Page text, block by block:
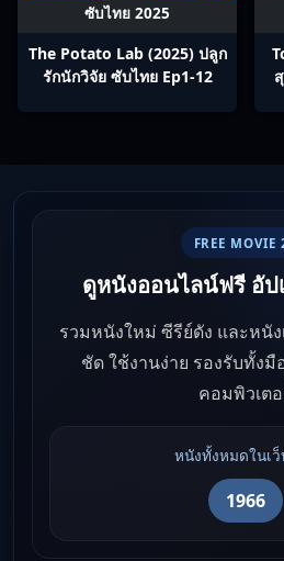
ซับไทย 2025
The Potato Lab (2025) ปลูก
รักนักวิจัย ซับไทย Ep1-12
FREE MOVIE
ดูหนังออนไลน์ฟรี อั
รวมหนังใหม่ ซีรีย์ดัง และหนั
ชัด ใช้งานง่าย รองรับทั้งมื
คอมพิวเต
หนังทั้งหมดในเ
1966